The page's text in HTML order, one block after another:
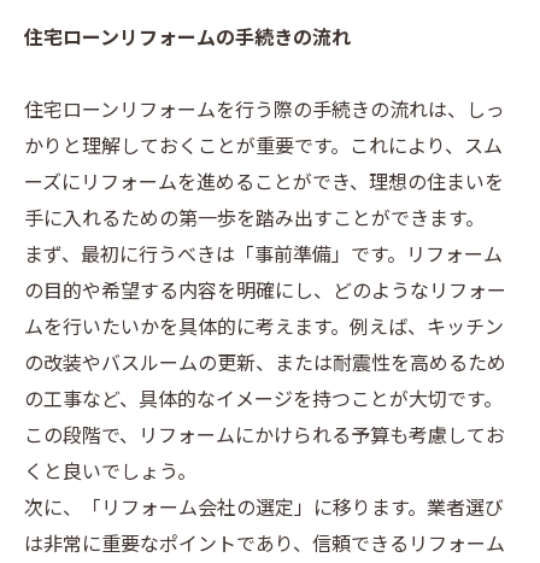
住宅ローンリフォームの手続きの流れ
住宅ローンリフォームを行う際の手続きの流れは、しっ
かりと理解しておくことが重要です。これにより、スム
ーズにリフォームを進めることができ、理想の住まいを
手に入れるための第一歩を踏み出すことができます。
まず、最初に行うべきは「事前準備」です。リフォーム
の目的や希望する内容を明確にし、どのようなリフォー
ムを行いたいかを具体的に考えます。例えば、キッチン
の改装やバスルームの更新、または耐震性を高めるため
の工事など、具体的なイメージを持つことが大切です。
この段階で、リフォームにかけられる予算も考慮してお
くと良いでしょう。
次に、「リフォーム会社の選定」に移ります。業者選び
は非常に重要なポイントであり、信頼できるリフォーム